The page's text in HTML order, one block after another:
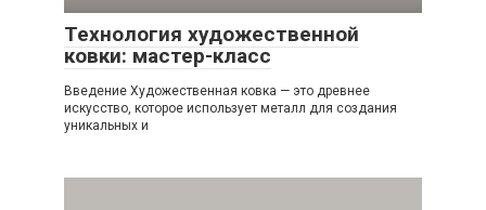
Технология художественной
ковки: мастер-класс
Введение Художественная ковка — это древнее
искусство, которое использует металл для создания
уникальных и